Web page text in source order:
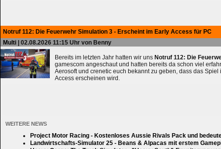
Notruf 112: Die Feuerwehr Simulation 3 - Erscheint im Early Access für PC
Multi | 02.08.2026 11:15 Uhr von Benny
Bereits im letzten Jahr hatten wir uns Notruf 112: Die
gamescom angeschaut und hatten bereits da schon viel
Aerosoft und crenetic euch bekannt zu geben, dass das Spiel
Access erscheinen wird.
WEITERE NEWS
Project Motor Racing - Kostenloses Aussie Rivals Pack und
Landwirtschafts-Simulator 25 - Beans & Alpacas mit erstem